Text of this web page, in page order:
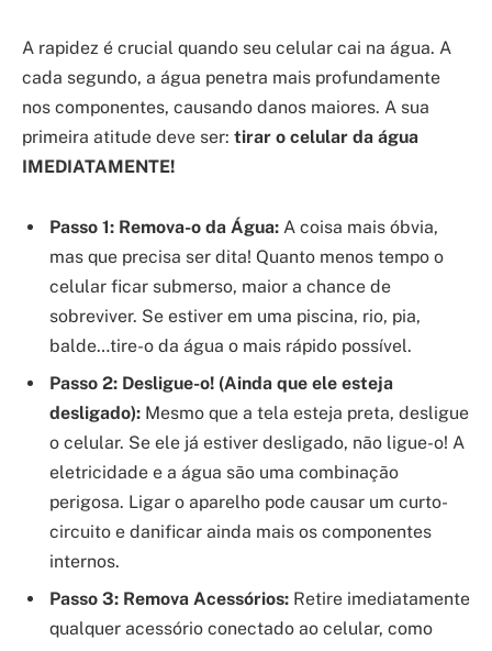
A rapidez é crucial quando seu celular cai na água. A
cada segundo, a água penetra mais profundamente
nos componentes, causando danos maiores. A sua
primeira atitude deve ser: tirar o celular da água
IMEDIATAMENTE!
Passo 1: Remova-o da Água: A coisa mais óbvia,
mas que precisa ser dita! Quanto menos tempo o
celular ficar submerso, maior a chance de
sobreviver. Se estiver em uma piscina, rio, pia,
balde…tire-o da água o mais rápido possível.
Passo 2: Desligue-o! (Ainda que ele esteja
desligado): Mesmo que a tela esteja preta, desligue
o celular. Se ele já estiver desligado, não ligue-o! A
eletricidade e a água são uma combinação
perigosa. Ligar o aparelho pode causar um curto-
circuito e danificar ainda mais os componentes
internos.
Passo 3: Remova Acessórios: Retire imediatamente
qualquer acessório conectado ao celular, como